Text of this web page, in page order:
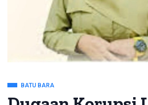
BATU BARA